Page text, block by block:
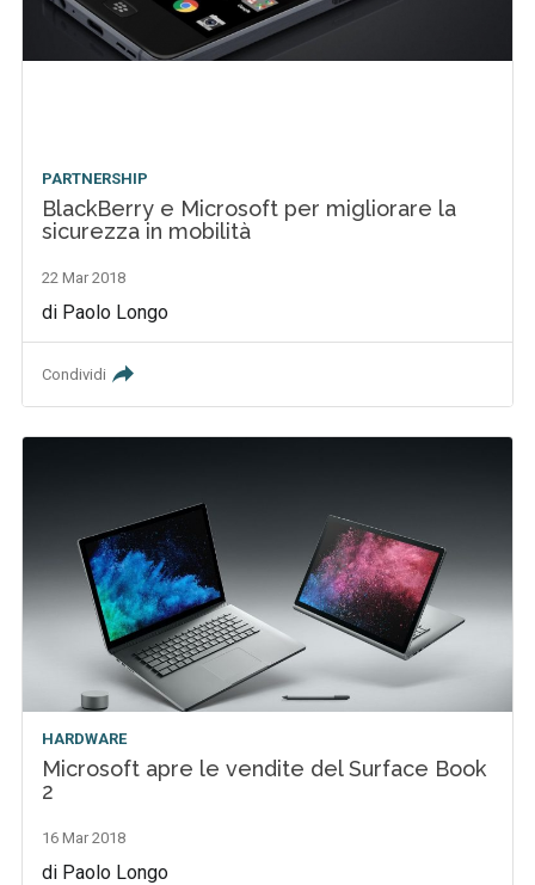
PARTNERSHIP
BlackBerry e Microsoft per migliorare la
sicurezza in mobilità
22 Mar 2018
di Paolo Longo
Condividi
HARDWARE
Microsoft apre le vendite del Surface Book
2
16 Mar 2018
di Paolo Longo